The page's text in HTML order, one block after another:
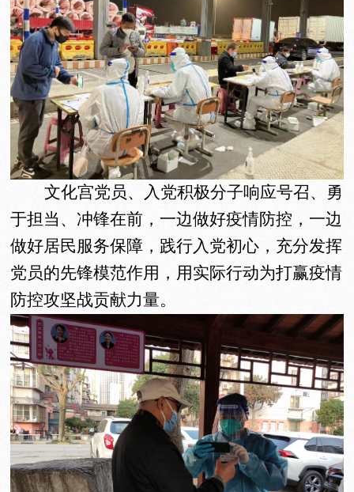
文化宫党员、入党积极分子响应号召、勇
于担当、冲锋在前，一边做好疫情防控，一边
做好居民服务保障，践行入党初心，充分发挥
党员的先锋模范作用，用实际行动为打赢疫情
防控攻坚战贡献力量。